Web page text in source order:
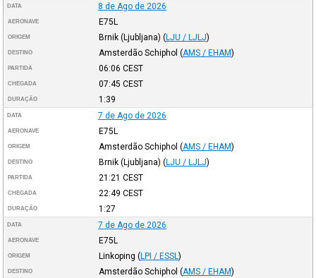
DATA 8 de Ago de 2026
AERONAVE E75L
ORIGEM Brnik (Ljubljana) (LJU / LJLJ)
DESTINO Amsterdão Schiphol (AMS / EHAM)
PARTIDA 06:06 CEST
CHEGADA 07:45 CEST
DURAÇÃO 1:39
DATA 7 de Ago de 2026
AERONAVE E75L
ORIGEM Amsterdão Schiphol (AMS / EHAM)
DESTINO Brnik (Ljubljana) (LJU / LJLJ)
PARTIDA 21:21 CEST
CHEGADA 22:49 CEST
DURAÇÃO 1:27
DATA 7 de Ago de 2026
AERONAVE E75L
ORIGEM Linkoping (LPI / ESSL )
DESTINO Amsterdão Schiphol (AMS / EHAM)